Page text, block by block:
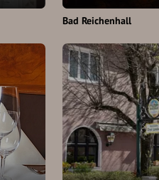
Bad Reichenhall